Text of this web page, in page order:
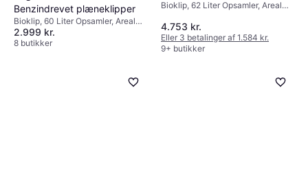
Benzindrevet plæneklipper
Bioklip, 60 Liter Opsamler, Areal
1800 m², Justerbar
håndtagshøjde, Selvkørende,
2.999 kr.
8 butikker
Bioklip, 62 Liter Opsamler, Areal
Sammenklappeligt håndtag,
Klippebredde (maks) 48 cm
4.753 kr.
Eller 3 betalinger af 1.584 kr.
9+ butikker
vedligeholdelsesevner.